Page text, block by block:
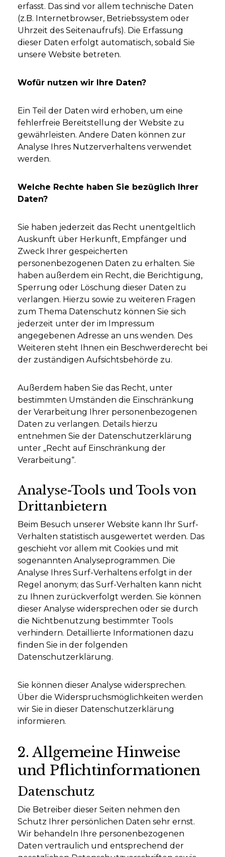
erfasst. Das sind vor allem technische Daten
(z.B. Internetbrowser, Betriebssystem oder
Uhrzeit des Seitenaufrufs). Die Erfassung
dieser Daten erfolgt automatisch, sobald Sie
unsere Website betreten.
Wofür nutzen wir Ihre Daten?
Ein Teil der Daten wird erhoben, um eine
fehlerfreie Bereitstellung der Website zu
gewährleisten. Andere Daten können zur
Analyse Ihres Nutzerverhaltens verwendet
werden.
Welche Rechte haben Sie bezüglich Ihrer
Daten?
Sie haben jederzeit das Recht unentgeltlich
Auskunft über Herkunft, Empfänger und
Zweck Ihrer gespeicherten
personenbezogenen Daten zu erhalten. Sie
haben außerdem ein Recht, die Berichtigung,
Sperrung oder Löschung dieser Daten zu
verlangen. Hierzu sowie zu weiteren Fragen
zum Thema Datenschutz können Sie sich
jederzeit unter der im Impressum
angegebenen Adresse an uns wenden. Des
Weiteren steht Ihnen ein Beschwerderecht bei
der zuständigen Aufsichtsbehörde zu.
Außerdem haben Sie das Recht, unter
bestimmten Umständen die Einschränkung
der Verarbeitung Ihrer personenbezogenen
Daten zu verlangen. Details hierzu
entnehmen Sie der Datenschutzerklärung
unter „Recht auf Einschränkung der
Verarbeitung“.
Analyse-Tools und Tools von
Drittanbietern
Beim Besuch unserer Website kann Ihr Surf-
Verhalten statistisch ausgewertet werden. Das
geschieht vor allem mit Cookies und mit
sogenannten Analyseprogrammen. Die
Analyse Ihres Surf-Verhaltens erfolgt in der
Regel anonym; das Surf-Verhalten kann nicht
zu Ihnen zurückverfolgt werden. Sie können
dieser Analyse widersprechen oder sie durch
die Nichtbenutzung bestimmter Tools
verhindern. Detaillierte Informationen dazu
finden Sie in der folgenden
Datenschutzerklärung.
Sie können dieser Analyse widersprechen.
Über die Widerspruchsmöglichkeiten werden
wir Sie in dieser Datenschutzerklärung
informieren.
2. Allgemeine Hinweise
und Pflichtinformationen
Datenschutz
Die Betreiber dieser Seiten nehmen den
Schutz Ihrer persönlichen Daten sehr ernst.
Wir behandeln Ihre personenbezogenen
Daten vertraulich und entsprechend der